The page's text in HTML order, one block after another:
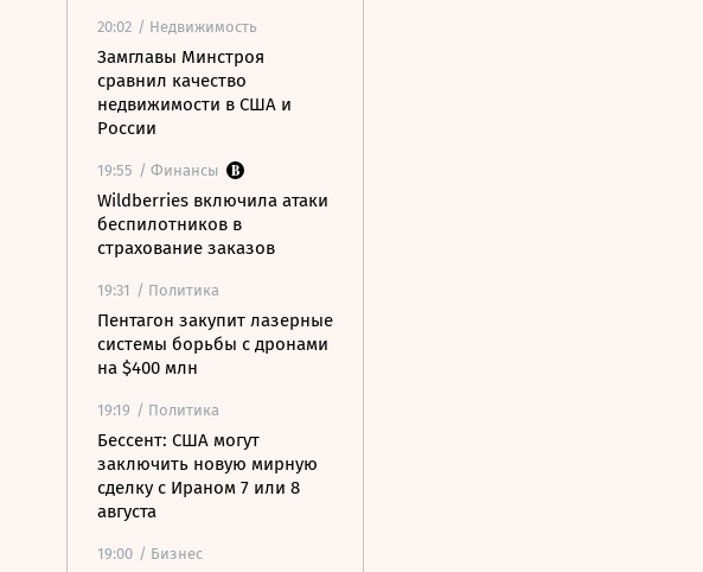
20:02 / Недвижимость
Замглавы Минстроя
сравнил качество
недвижимости в США и
России
19:55 / Финансы
Wildberries включила атаки
беспилотников в
страхование заказов
19:31 / Политика
Пентагон закупит лазерные
системы борьбы с дронами
на $400 млн
19:19 / Политика
Бессент: США могут
заключить новую мирную
сделку с Ираном 7 или 8
августа
19:00 / Бизнес